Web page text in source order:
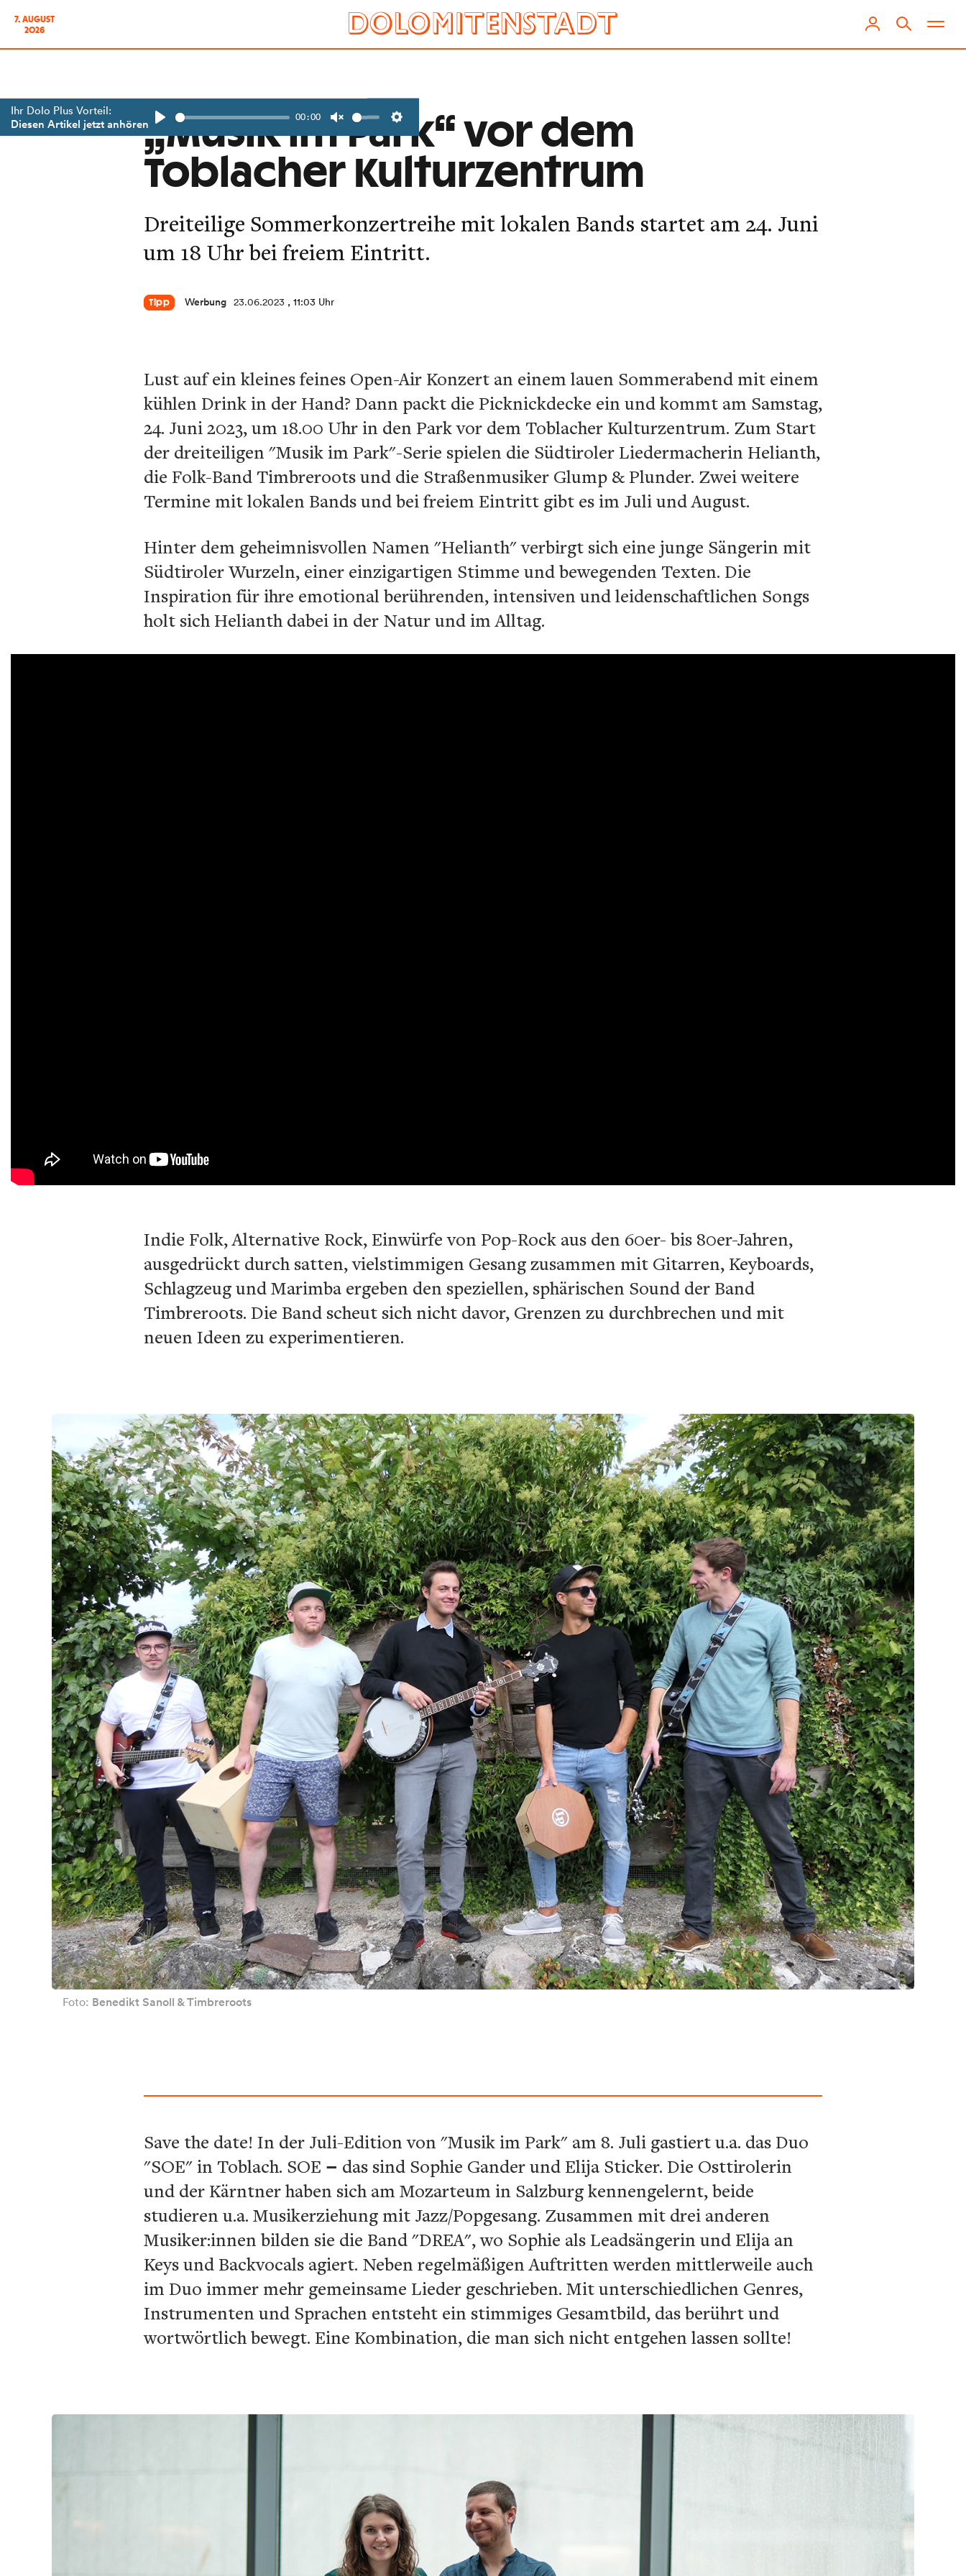
7. AUGUST
2026
Ihr Dolo Plus Vorteil:
Diesen Artikel jetzt anhören 00:00
Settings
„Musik im Park“ vor dem
Toblacher Kulturzentrum
Dreiteilige Sommerkonzertreihe mit lokalen Bands startet am 24. Juni
um 18 Uhr bei freiem Eintritt.
Tipp Werbung 23.06.2023 , 11:03 Uhr
Lust auf ein kleines feines Open-Air Konzert an einem lauen Sommerabend mit einem
kühlen Drink in der Hand? Dann packt die Picknickdecke ein und kommt am Samstag,
24. Juni 2023, um 18.00 Uhr in den Park vor dem Toblacher Kulturzentrum. Zum Start
der dreiteiligen "Musik im Park"-Serie spielen die Südtiroler Liedermacherin Helianth,
die Folk-BandTimbreroots und die Straßenmusiker Glump & Plunder. Zwei weitere
Termine mit lokalen Bands und bei freiem Eintritt gibt es im Juli und August.
Hinter dem geheimnisvollen Namen "Helianth" verbirgt sich eine junge Sängerin mit
Südtiroler Wurzeln, einer einzigartigen Stimme und bewegenden Texten. Die
Inspiration für ihre emotional berührenden, intensiven und leidenschaftlichen Songs
holt sich Helianth dabei in der Natur und im Alltag.
Indie Folk, Alternative Rock, Einwürfe von Pop-Rock aus den 60er- bis 80er-Jahren,
ausgedrückt durch satten, vielstimmigen Gesang zusammen mit Gitarren, Keyboards,
Schlagzeug und Marimba ergeben den speziellen, sphärischen Sound der Band
Timbreroots. Die Band scheut sich nicht davor, Grenzen zu durchbrechen und mit
neuen Ideen zu experimentieren.
Foto: Benedikt Sanoll & Timbreroots
Save the date! In der Juli-Edition von "Musik im Park" am 8. Juli gastiert u.a. das Duo
"SOE" in Toblach. SOE – das sind Sophie Gander und Elija Sticker. Die Osttirolerin
und der Kärntner haben sich am Mozarteum in Salzburg kennengelernt, beide
studieren u.a. Musikerziehung mit Jazz/Popgesang. Zusammen mit drei anderen
Musiker:innen bilden sie die Band "DREA", wo Sophie als Leadsängerin und Elija an
Keys und Backvocals agiert. Neben regelmäßigen Auftritten werden mittlerweile auch
im Duo immer mehr gemeinsame Lieder geschrieben. Mit unterschiedlichen Genres,
Instrumenten und Sprachen entsteht ein stimmiges Gesamtbild, das berührt und
wortwörtlich bewegt. Eine Kombination, die man sich nicht entgehen lassen sollte!